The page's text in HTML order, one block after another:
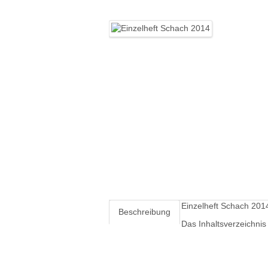
Beschreibung
Einzelheft Schach
Das